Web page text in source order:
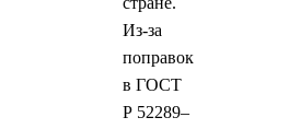
Из-за
поправок
в ГОСТ
Р 52289–